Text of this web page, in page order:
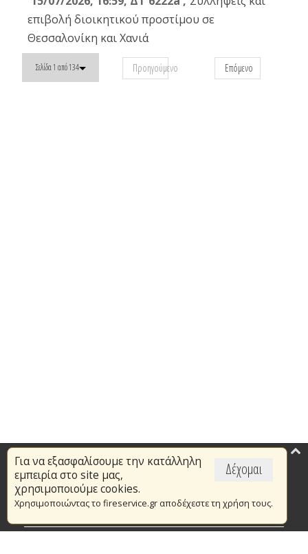
επιβολή διοικητικού προστίμου σε
Θεσσαλονίκη και Χανιά
Σελίδα 1 από 134 Προηγούμενο Επόμενο
Δέχομαι
Για να εξασφαλίσουμε την κατάλληλη
εμπειρία στο site μας,
χρησιμοποιούμε cookies.
Χρησιμοποιώντας το fireservice.gr αποδέχεστε τη χρήση τους.
Επικαιρότητα
Το Πυροσβεστικό Σώμα